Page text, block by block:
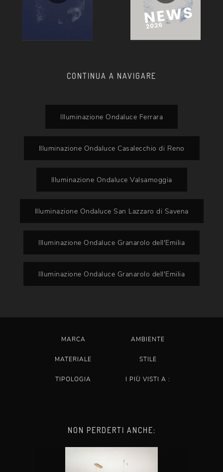
CONTINUA A NAVIGARE
Illuminazione Ondaluce Ferrara
Illuminazione Ondaluce Casalecchio di Reno
Illuminazione Ondaluce Valsamoggia
Illuminazione Ondaluce San Lazzaro di Savena
Illuminazione Ondaluce Granarolo dell'Emilia
Illuminazione Ondaluce Granarolo dell'Emilia
MARCA AMBIENTE
MATERIALE STILE
TIPOLOGIA I PIÙ VISTI A :
NON PERDERTI ANCHE: